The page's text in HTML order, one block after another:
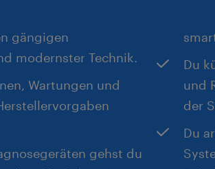
Techniker-Handwerk sowie für
Berufs des
sind ein
Berufsabschluss sowie
Tätigkeit in einem dieser
gängigen
modernster Technik.
Wartungen und
gehst du
Du
und
der
Du